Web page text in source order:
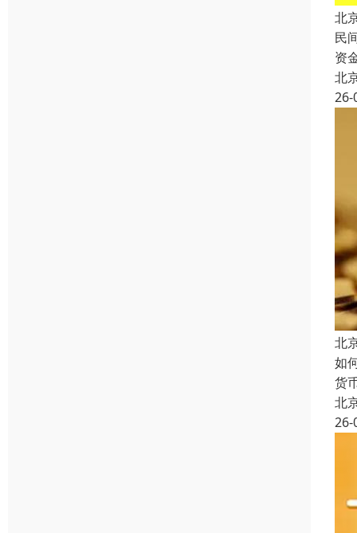
北
民
资
北
26-
北
如
货
北
26-